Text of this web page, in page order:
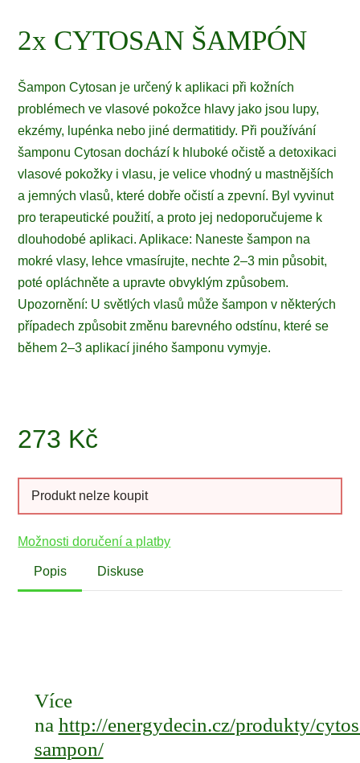
2x CYTOSAN ŠAMPÓN
Šampon Cytosan je určený k aplikaci při kožních
problémech ve vlasové pokožce hlavy jako jsou lupy,
ekzémy, lupénka nebo jiné dermatitidy. Při používání
šamponu Cytosan dochází k hluboké očistě a detoxikaci
vlasové pokožky i vlasu, je velice vhodný u mastnějších
a jemných vlasů, které dobře očistí a zpevní. Byl vyvinut
pro terapeutické použití, a proto jej nedoporučujeme k
dlouhodobé aplikaci. Aplikace: Naneste šampon na
mokré vlasy, lehce vmasírujte, nechte 2–3 min působit,
poté opláchněte a upravte obvyklým způsobem.
Upozornění: U světlých vlasů může šampon v některých
případech způsobit změnu barevného odstínu, které se
během 2–3 aplikací jiného šamponu vymyje.
273 Kč
Produkt nelze koupit
Možnosti doručení a platby
Popis Diskuse
Více
na http://energydecin.cz/produkty/
sampon/